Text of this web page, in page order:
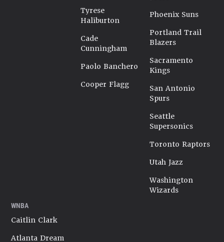
Tyrese
Haliburton
Cade
Cunningham
Paolo Banchero
Cooper Flagg
Phoenix Suns
Portland Trail
Blazers
Sacramento
Kings
San Antonio
Spurs
Seattle
Supersonics
Toronto Raptors
Utah Jazz
Washington
Wizards
WNBA
Caitlin Clark
Atlanta Dream